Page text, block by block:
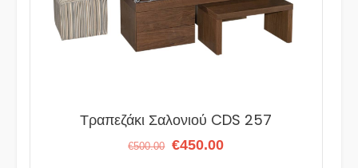
Τραπεζάκι Σαλονιού CDS 257
€500.00 Original
€450.00Η